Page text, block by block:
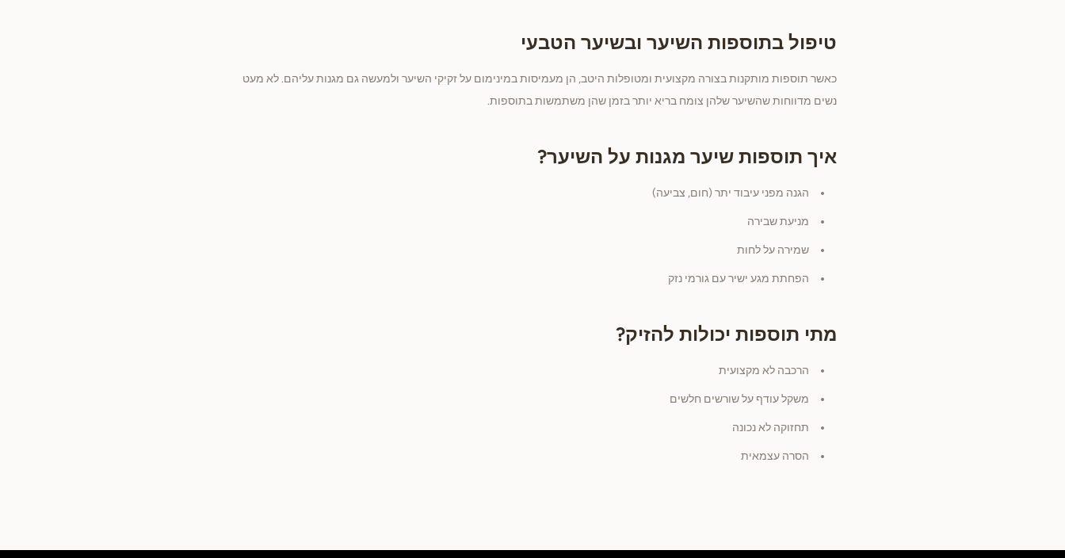
טיפול בתוספות השיער ובשיער הטבעי
כאשר תוספות מותקנות בצורה מקצועית ומטופלות היטב, הן מעמיסות במינימום על זקיקי השיער ולמעשה גם מגנות עליהם. לא מעט
נשים מדווחות שהשיער שלהן צומח בריא יותר בזמן שהן משתמשות בתוספות.
איך תוספות שיער מגנות על השיער?
הגנה מפני עיבוד יתר (חום, צביעה)
מניעת שבירה
שמירה על לחות
הפחתת מגע ישיר עם גורמי נזק
מתי תוספות יכולות להזיק?
הרכבה לא מקצועית
משקל עודף על שורשים חלשים
תחזוקה לא נכונה
הסרה עצמאית